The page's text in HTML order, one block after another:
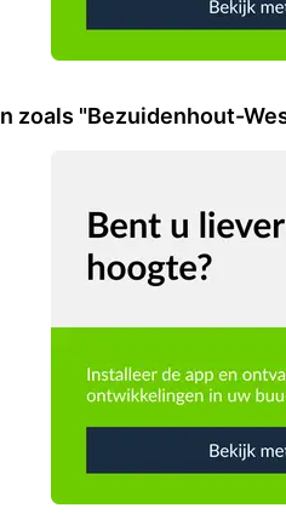
zoals "Bezuidenhout-